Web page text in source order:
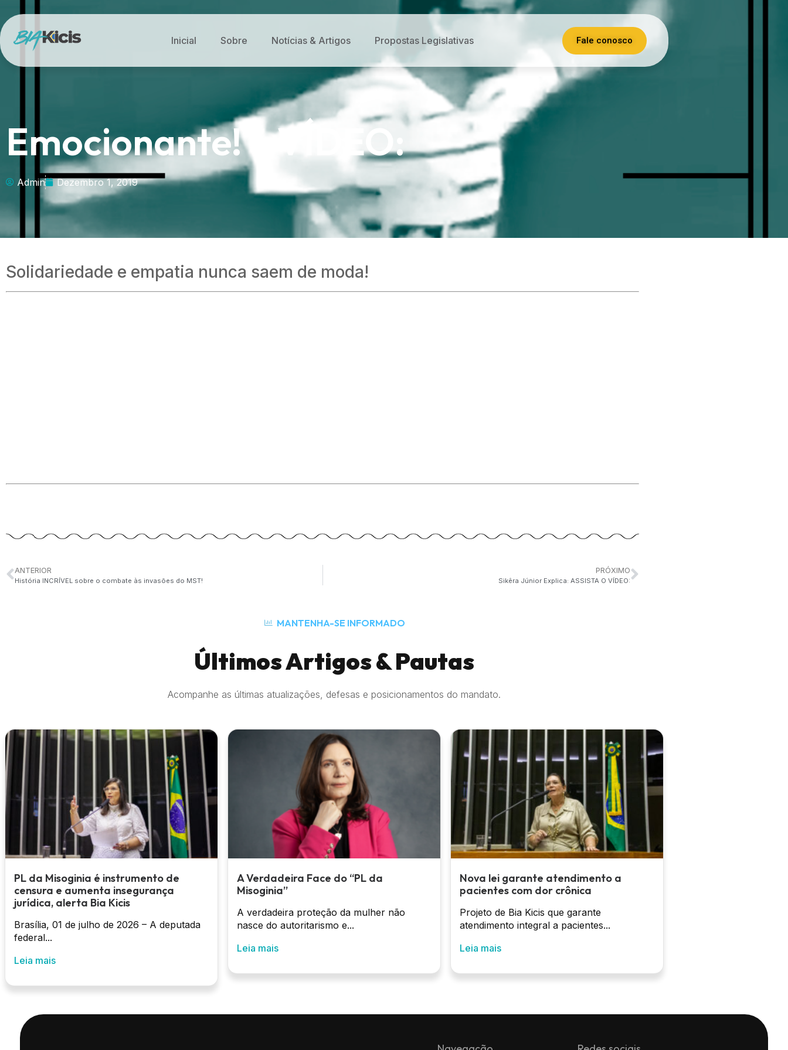
Emocionante! – VÍDEO:
Admin Dezembro 1, 2019
Solidariedade e empatia nunca saem de moda!
ANTERIOR
História INCRÍVEL sobre o combate às invasões do MST!
PRÓXIMO
Sikêra Júnior Explica: ASSISTA O VÍDEO:
MANTENHA-SE INFORMADO
Últimos Artigos & Pautas
Acompanhe as últimas atualizações, defesas e posicionamentos do mandato.
PL da Misoginia é instrumento de
censura e aumenta insegurança
jurídica, alerta Bia Kicis
Brasília, 01 de julho de 2026 – A deputada
federal...
Leia mais
A Verdadeira Face do “PL da
Misoginia”
A verdadeira proteção da mulher não
nasce do autoritarismo e...
Leia mais
Nova lei garante atendimento a
pacientes com dor crônica
Projeto de Bia Kicis que garante
atendimento integral a pacientes...
Leia mais
Inicial Sobre Notícias & Artigos Propostas Legislativas Fale conosco